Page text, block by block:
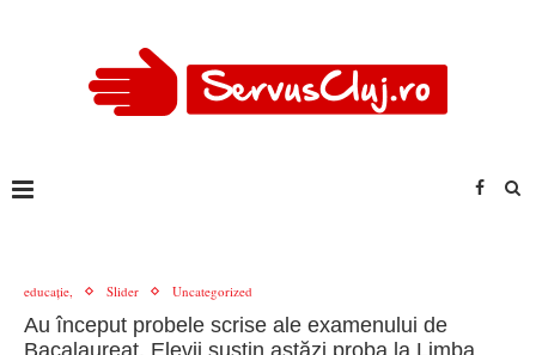
educație, Slider Uncategorized
Au început probele scrise ale examenului de
Bacalaureat. Elevii susțin astăzi proba la Limba